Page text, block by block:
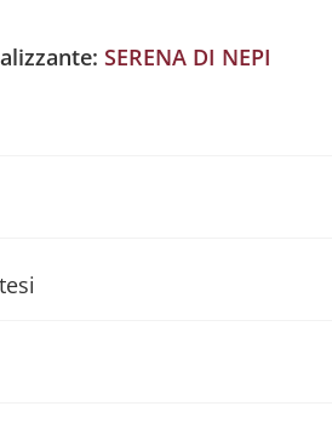
SERENA DI NEPI